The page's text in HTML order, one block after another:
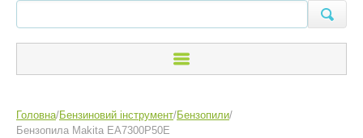
Головна/Бензиновий інструмент/Бензопили/
Бензопила Makita EA7300P50E